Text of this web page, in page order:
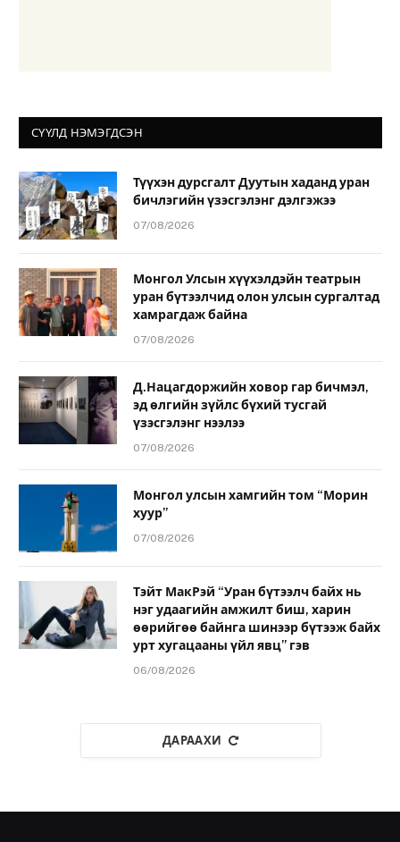
СҮҮЛД НЭМЭГДСЭН
Түүхэн дурсгалт Дуутын хаданд уран
бичлэгийн үзэсгэлэнг дэлгэжээ
07/08/2026
Монгол Улсын хүүхэлдэйн театрын
уран бүтээлчид олон улсын сургалтад
хамрагдаж байна
07/08/2026
Д.Нацагдоржийн ховор гар бичмэл,
эд өлгийн зүйлс бүхий тусгай
үзэсгэлэнг нээлээ
07/08/2026
Монгол улсын хамгийн том “Морин
хуур”
07/08/2026
Тэйт МакРэй “Уран бүтээлч байх нь
нэг удаагийн амжилт биш, харин
өөрийгөө байнга шинээр бүтээж байх
урт хугацааны үйл явц” гэв
06/08/2026
ДАРААХИ